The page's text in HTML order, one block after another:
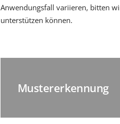
Anwendungsfall variieren, bitten
unterstützen können.
Mustererkennung